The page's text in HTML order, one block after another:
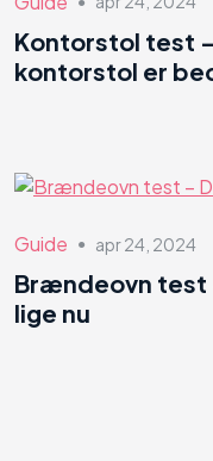
Kontorstol test
kontorstol er
Guide ● apr 24, 2024
Brændeovn test
lige nu